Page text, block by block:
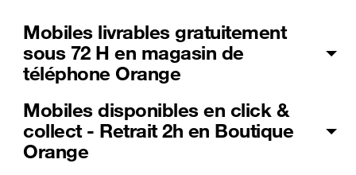
Mobiles livrables gratuitement
sous 72 H en magasin de
téléphone Orange
Mobiles disponibles en click &
collect - Retrait 2h en Boutique
Orange